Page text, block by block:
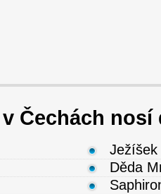
Čechách nosí
Ježíšek
Děda